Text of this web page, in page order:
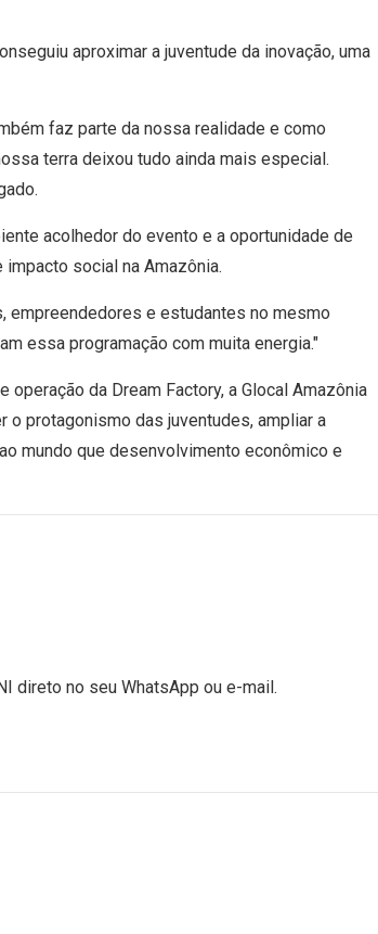
aproximar a juventude da inovação, uma
faz parte da nossa realidade e como
terra deixou tudo ainda mais especial.
acolhedor do evento e a oportunidade de
social na Amazônia.
empreendedores e estudantes no mesmo
essa programação com muita energia."
da Dream Factory, a Glocal Amazônia
protagonismo das juventudes, ampliar a
mundo que desenvolvimento econômico e
direto no seu WhatsApp ou e-mail.